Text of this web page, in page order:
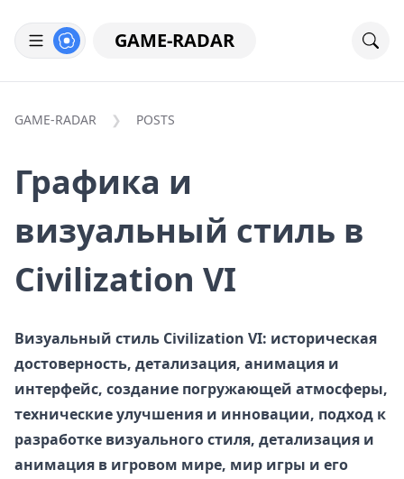
GAME-RADAR
GAME-RADAR POSTS
Графика и
визуальный стиль в
Civilization VI
Визуальный стиль Civilization VI: историческая
достоверность, детализация, анимация и
интерфейс, создание погружающей атмосферы,
технические улучшения и инновации, подход к
разработке визуального стиля, детализация и
анимация в игровом мире, мир игры и его